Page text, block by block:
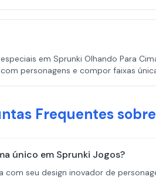
em Sprunki Olhando Para
personagens e compor faixas
Frequentes
único em Sprunki Jogos?
com seu design inovador de